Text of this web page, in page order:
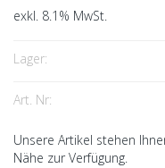
exkl. 8.1% MwSt.
Lager:
Art. Nr:
Unsere Artikel stehen
Nähe zur Verfügung.